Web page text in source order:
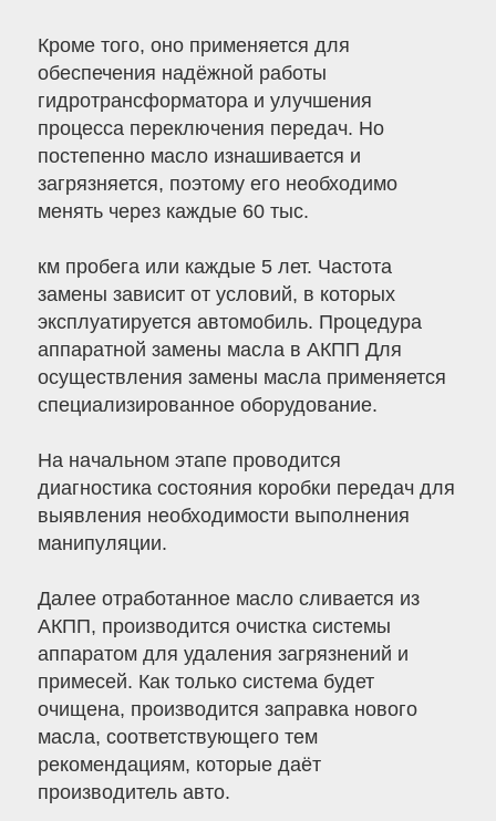
Кроме того, оно применяется для
обеспечения надёжной работы
гидротрансформатора и улучшения
процесса переключения передач. Но
постепенно масло изнашивается и
загрязняется, поэтому его необходимо
менять через каждые 60 тыс.
км пробега или каждые 5 лет. Частота
замены зависит от условий, в которых
эксплуатируется автомобиль. Процедура
аппаратной замены масла в АКПП Для
осуществления замены масла применяется
специализированное оборудование.
На начальном этапе проводится
диагностика состояния коробки передач для
выявления необходимости выполнения
манипуляции.
Далее отработанное масло сливается из
АКПП, производится очистка системы
аппаратом для удаления загрязнений и
примесей. Как только система будет
очищена, производится заправка нового
масла, соответствующего тем
рекомендациям, которые даёт
производитель авто.